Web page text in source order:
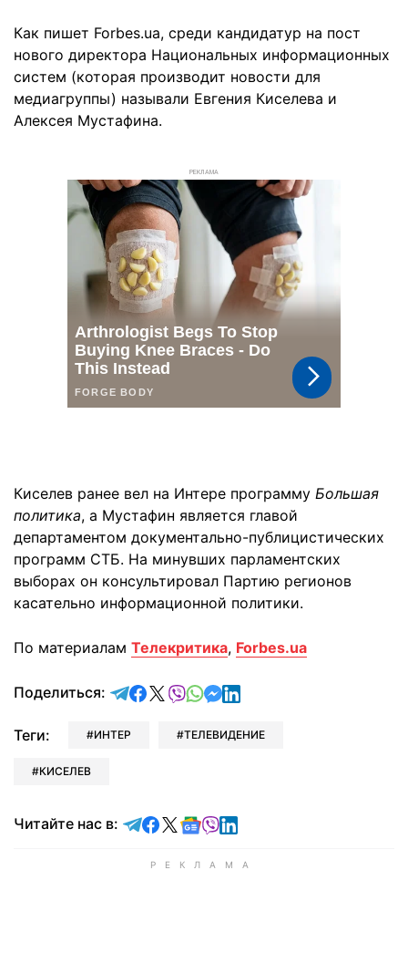
Как пишет Forbes.ua, среди кандидатур на пост
нового директора Национальных информационных
систем (которая производит новости для
медиагруппы) называли Евгения Киселева и
Алексея Мустафина.
РЕКЛАМА
Киселев ранее вел на Интере программу Большая
политика, а Мустафин является главой
департаментом документально-публицистических
программ СТБ. На минувших парламентских
выборах он консультировал Партию регионов
касательно информационной политики.
По материалам Телекритика, Forbes.ua
Поделиться: отправить в Telegram
поделиться в Facebook
поделиться в X
отправить в Viber
отправить в Whatsapp
отправить в Messenger
отправить в LinkedIn
Теги: ИНТЕР ТЕЛЕВИДЕНИЕ
КИСЕЛЕВ
Читайте нас в: Читайте в Telegram
Читайте в Facebook
Читайте в X
Читайте в Google news
Читайте в Viber
Читайте в LinkedIn